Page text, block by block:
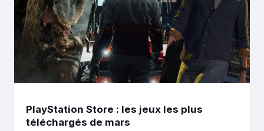
PlayStation Store : les jeux les plus
téléchargés de mars